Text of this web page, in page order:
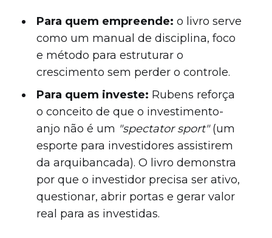
Para quem empreende: o livro serve
como um manual de disciplina, foco
e método para estruturar o
crescimento sem perder o controle.
Para quem investe: Rubens reforça
o conceito de que o investimento-
anjo não é um "spectator sport"(um
esporte para investidores assistirem
da arquibancada). O livro demonstra
por que o investidor precisa ser ativo,
questionar, abrir portas e gerar valor
real para as investidas.